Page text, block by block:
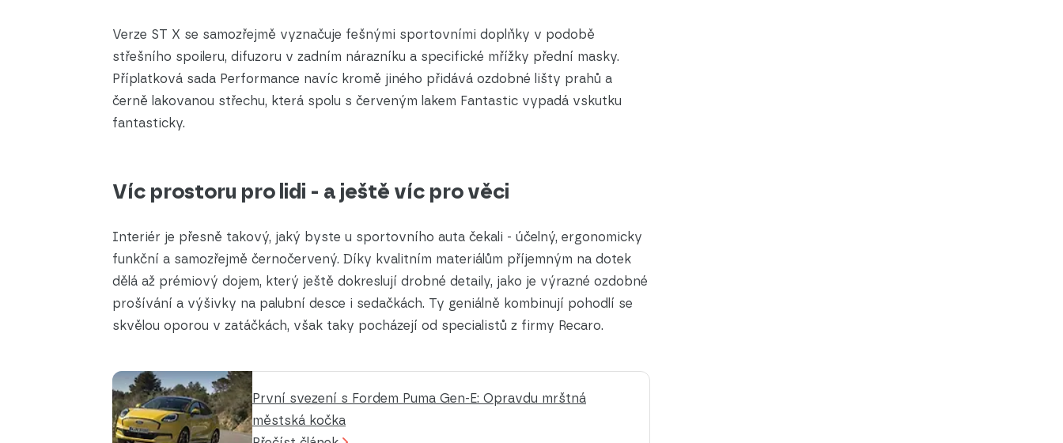
Verze ST X se samozřejmě vyznačuje fešnými sportovními doplňky v podobě
střešního spoileru, difuzoru v zadním nárazníku a specifické mřížky přední masky.
Příplatková sada Performance navíc kromě jiného přidává ozdobné lišty prahů a
černě lakovanou střechu, která spolu s červeným lakem Fantastic vypadá vskutku
fantasticky.
Víc prostoru pro lidi - a ještě víc pro věci
Interiér je přesně takový, jaký byste u sportovního auta čekali - účelný, ergonomicky
funkční a samozřejmě černočervený. Díky kvalitním materiálům příjemným na dotek
dělá až prémiový dojem, který ještě dokreslují drobné detaily, jako je výrazné ozdobné
prošívání a výšivky na palubní desce i sedačkách. Ty geniálně kombinují pohodlí se
skvělou oporou v zatáčkách, však taky pocházejí od specialistů z firmy Recaro.
První svezení s Fordem Puma Gen-E: Opravdu mrštná
městská kočka